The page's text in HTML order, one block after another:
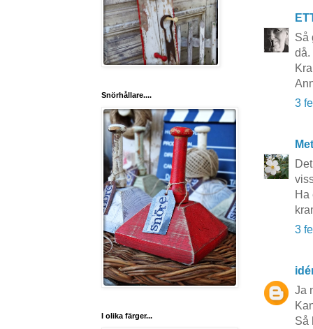
Så
då.
3
Ha
3
Ja
Så
Snörhållare....
I olika färger...